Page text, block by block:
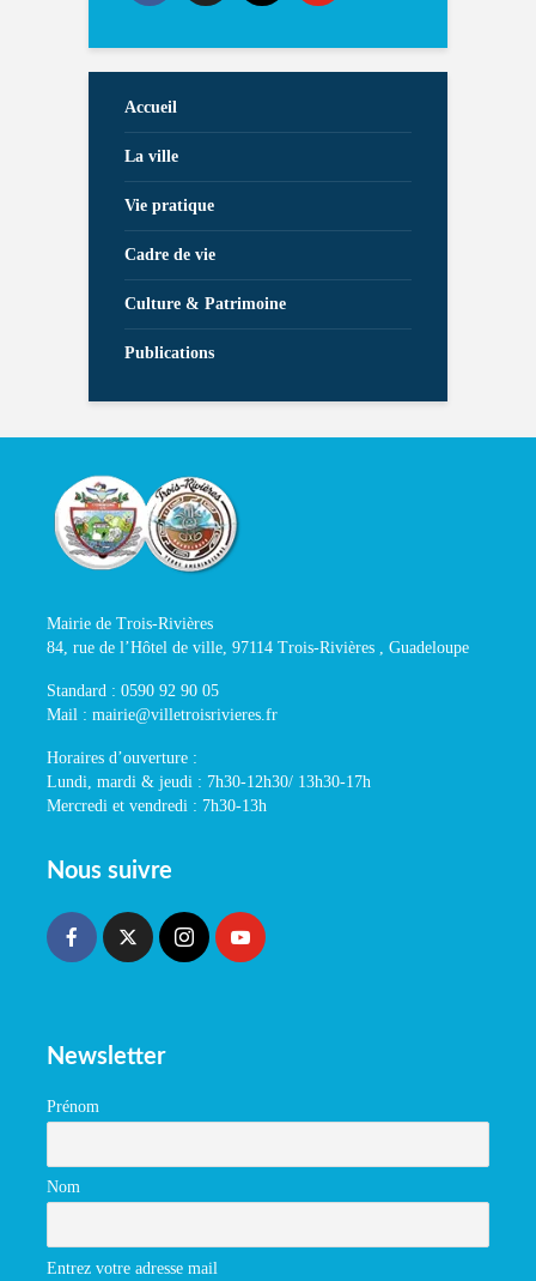
Accueil
La ville
Vie pratique
Cadre de vie
Culture & Patrimoine
Publications
Mairie de Trois-Rivières
84, rue de l’Hôtel de ville, 97114 Trois-Rivières , Guadeloupe
Standard : 0590 92 90 05
Mail : mairie@villetroisrivieres.fr
Horaires d’ouverture :
Lundi, mardi & jeudi : 7h30-12h30/ 13h30-17h
Mercredi et vendredi : 7h30-13h
Nous suivre
Newsletter
Prénom
Nom
Entrez votre adresse mail